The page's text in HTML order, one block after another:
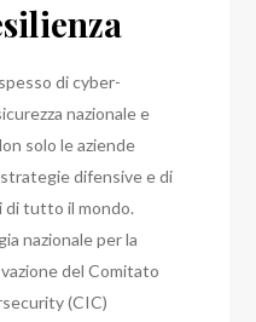
di cyber-
nazionale e
solo le aziende
difensive e di
di tutto il mondo.
nazionale per la
del Comitato
(CIC)